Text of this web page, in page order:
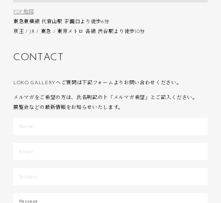
PDF地図
東急東横線 代官山駅 正面口より徒歩6分
京王 / JR / 東急 / 東京メトロ 各線 渋谷駅より徒歩10分
C ON T AC T
LOKO GALLERYへご質問は下記フォームよりお問い合わせください。
メルマガをご希望の方は、氏名明記の上「メルマガ希望」とご記入ください。
展覧会などの最新情報をお知らせいたします。